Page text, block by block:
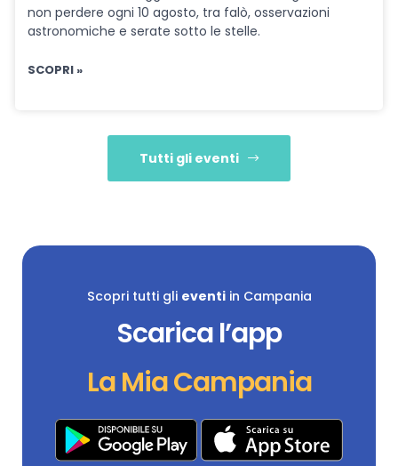
non perdere ogni 10 agosto, tra falò, osservazioni
astronomiche e serate sotto le stelle.
SCOPRI »
Tutti gli eventi
Scopri tutti gli eventiin Campania
Scarica l’app
La Mia Campania